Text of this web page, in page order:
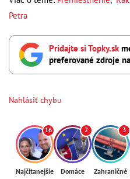
Petra
Pridajte si Topky.sk
preferované zdroje
Nahlásiť chybu
16
Najčítanejšie
2
Domáce
3
Zahraničné